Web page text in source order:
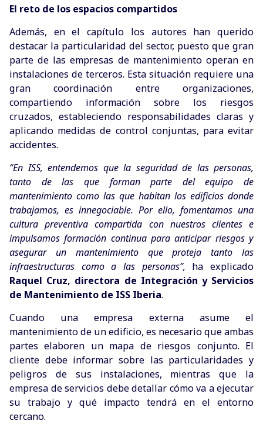
El reto de los espacios compartidos
Además, en el capítulo los autores han querido
destacar la particularidad del sector, puesto que gran
parte de las empresas de mantenimiento operan en
instalaciones de terceros. Esta situación requiere una
gran coordinación entre organizaciones,
compartiendo información sobre los riesgos
cruzados, estableciendo responsabilidades claras y
aplicando medidas de control conjuntas, para evitar
accidentes.
“En ISS, entendemos que la seguridad de las personas,
tanto de las que forman parte del equipo de
mantenimiento como las que habitan los edificios donde
trabajamos, es innegociable. Por ello, fomentamos una
cultura preventiva compartida con nuestros clientes e
impulsamos formación continua para anticipar riesgos y
asegurar un mantenimiento que proteja tanto las
infraestructuras como a las personas”, ha explicado
Raquel Cruz, directora de Integración y Servicios
de Mantenimiento de ISS Iberia​.
Cuando una empresa externa asume el
mantenimiento de un edificio, es necesario que ambas
partes elaboren un mapa de riesgos conjunto. El
cliente debe informar sobre las particularidades y
peligros de sus instalaciones, mientras que la
empresa de servicios debe detallar cómo va a ejecutar
su trabajo y qué impacto tendrá en el entorno
cercano.